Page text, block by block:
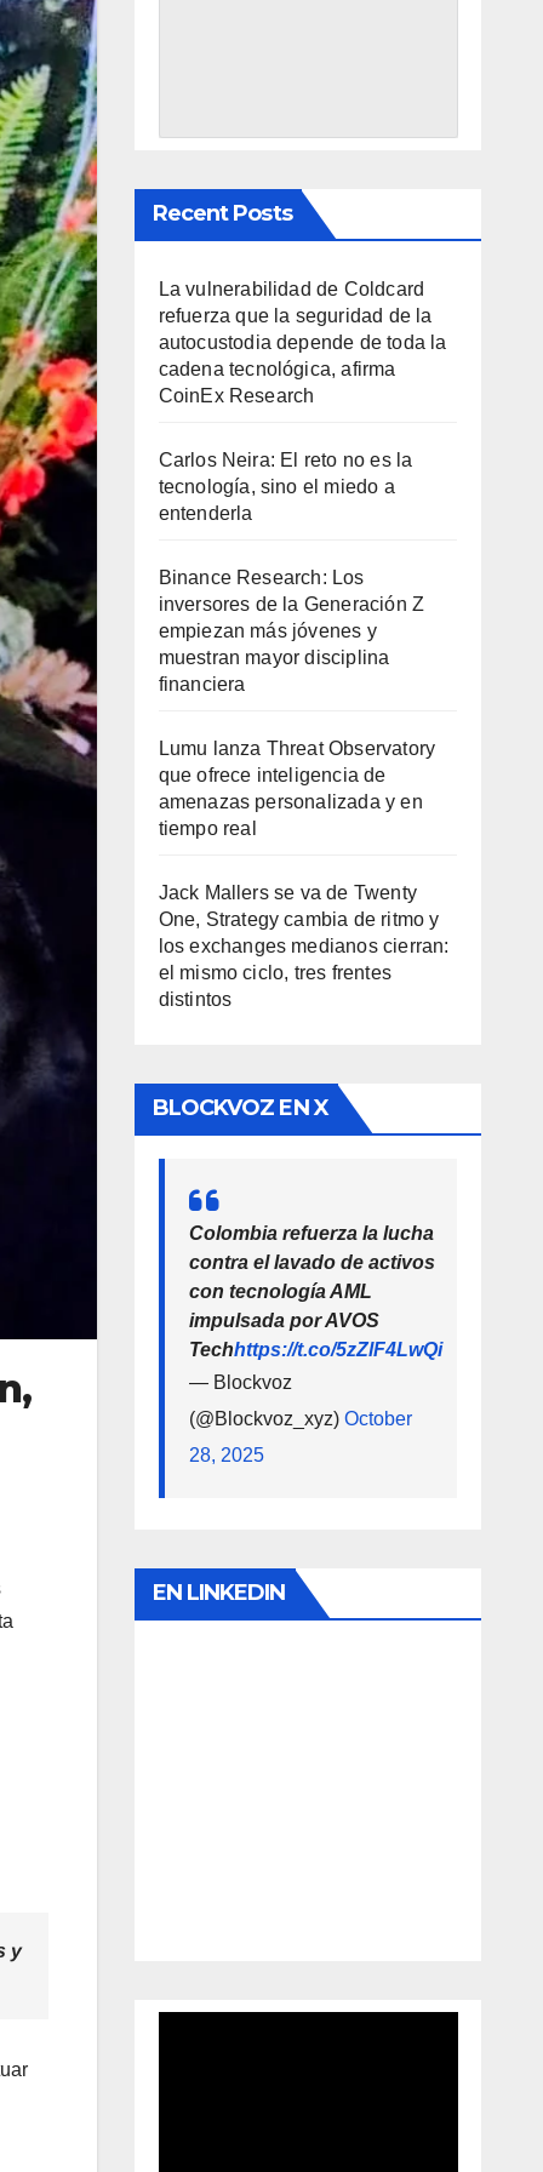
y
Recent Posts
La vulnerabilidad de Coldcard
refuerza que la seguridad de la
autocustodia depende de toda la
cadena tecnológica, afirma
CoinEx Research
Carlos Neira: El reto no es la
tecnología, sino el miedo a
entenderla
Binance Research: Los
inversores de la Generación Z
empiezan más jóvenes y
muestran mayor disciplina
financiera
Lumu lanza Threat Observatory
que ofrece inteligencia de
amenazas personalizada y en
tiempo real
Jack Mallers se va de Twenty
One, Strategy cambia de ritmo y
los exchanges medianos cierran:
el mismo ciclo, tres frentes
distintos
BLOCKVOZ EN X
Colombia refuerza la lucha
contra el lavado de activos
con tecnología AML
impulsada por AVOS
Techhttps://t.co/5zZlF4LwQi
— Blockvoz
(@Blockvoz_xyz) October
28, 2025
EN LINKEDIN